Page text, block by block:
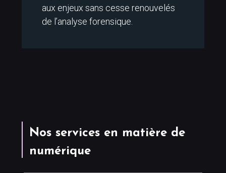
aux enjeux sans cesse renouvelés
de l’analyse forensique.
Nos services en matière de
numérique